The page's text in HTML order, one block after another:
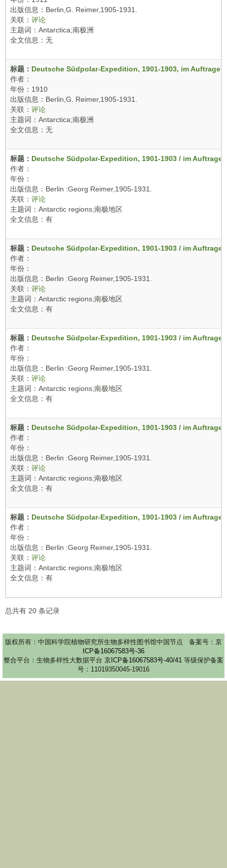
出版信息：Berlin,G. Reimer,1905-1931.
关联： 评论
主题词：Antarctica;南极洲
全文信息：无
标题： Deutsche Südpolar-Expedition, 1901-1903, im
作者：
年份：1910
出版信息：Berlin,G. Reimer,1905-1931.
关联： 评论
主题词：Antarctica;南极洲
全文信息：无
标题： Deutsche Südpolar-Expedition, 1901-1903 / im
作者：
年份：
出版信息：Berlin :Georg Reimer,1905-1931.
关联： 评论
主题词：Antarctic regions;南极地区
全文信息：有
标题： Deutsche Südpolar-Expedition, 1901-1903 / im
作者：
年份：
出版信息：Berlin :Georg Reimer,1905-1931.
关联： 评论
主题词：Antarctic regions;南极地区
全文信息：有
标题： Deutsche Südpolar-Expedition, 1901-1903 / im
作者：
年份：
出版信息：Berlin :Georg Reimer,1905-1931.
关联： 评论
主题词：Antarctic regions;南极地区
全文信息：有
标题： Deutsche Südpolar-Expedition, 1901-1903 / im
作者：
年份：
出版信息：Berlin :Georg Reimer,1905-1931.
关联： 评论
主题词：Antarctic regions;南极地区
全文信息：有
标题： Deutsche Südpolar-Expedition, 1901-1903 / im
作者：
年份：
出版信息：Berlin :Georg Reimer,1905-1931.
关联： 评论
主题词：Antarctic regions;南极地区
全文信息：有
总共有 20 条记录
版权所有：中国科学院植物研究所生物多样性图书馆中国节点 备案号： 京
ICP备16067583号-36
整合平台：生物多样性大数据平台 京ICP备16067583号-40/41 等级保护备案
号：11019350045-19016